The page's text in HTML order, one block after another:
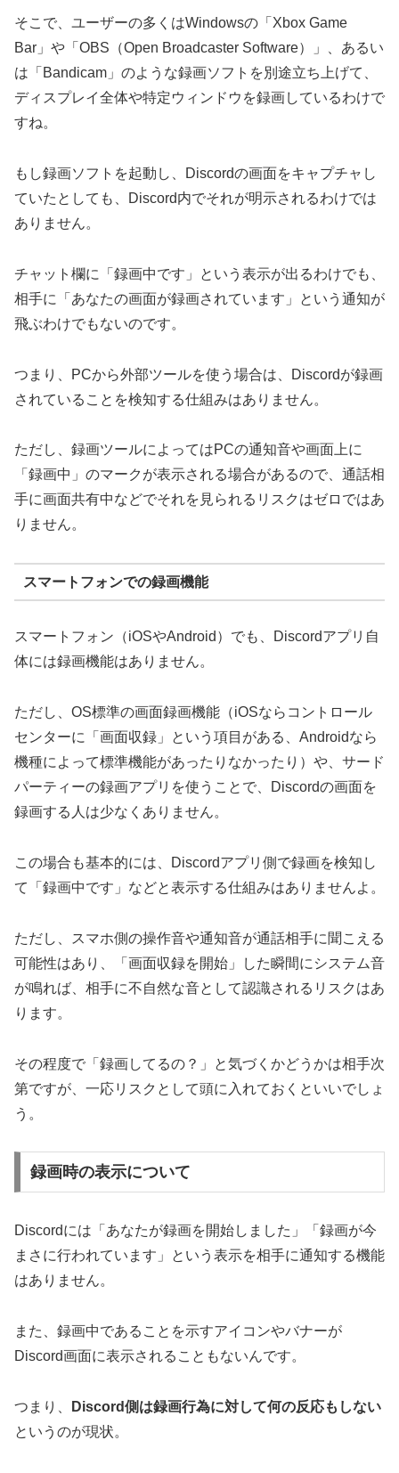
そこで、ユーザーの多くはWindowsの「Xbox Game
Bar」や「OBS（Open Broadcaster Software）」、あるい
は「Bandicam」のような録画ソフトを別途立ち上げて、
ディスプレイ全体や特定ウィンドウを録画しているわけで
すね。
もし録画ソフトを起動し、Discordの画面をキャプチャし
ていたとしても、Discord内でそれが明示されるわけでは
ありません。
チャット欄に「録画中です」という表示が出るわけでも、
相手に「あなたの画面が録画されています」という通知が
飛ぶわけでもないのです。
つまり、PCから外部ツールを使う場合は、Discordが録画
されていることを検知する仕組みはありません。
ただし、録画ツールによってはPCの通知音や画面上に
「録画中」のマークが表示される場合があるので、通話相
手に画面共有中などでそれを見られるリスクはゼロではあ
りません。
スマートフォンでの録画機能
スマートフォン（iOSやAndroid）でも、Discordアプリ自
体には録画機能はありません。
ただし、OS標準の画面録画機能（iOSならコントロール
センターに「画面収録」という項目がある、Androidなら
機種によって標準機能があったりなかったり）や、サード
パーティーの録画アプリを使うことで、Discordの画面を
録画する人は少なくありません。
この場合も基本的には、Discordアプリ側で録画を検知し
て「録画中です」などと表示する仕組みはありませんよ。
ただし、スマホ側の操作音や通知音が通話相手に聞こえる
可能性はあり、「画面収録を開始」した瞬間にシステム音
が鳴れば、相手に不自然な音として認識されるリスクはあ
ります。
その程度で「録画してるの？」と気づくかどうかは相手次
第ですが、一応リスクとして頭に入れておくといいでしょ
う。
録画時の表示について
Discordには「あなたが録画を開始しました」「録画が今
まさに行われています」という表示を相手に通知する機能
はありません。
また、録画中であることを示すアイコンやバナーが
Discord画面に表示されることもないんです。
つまり、
Discord側は録画行為に対して何の反応もしない
というのが現状。